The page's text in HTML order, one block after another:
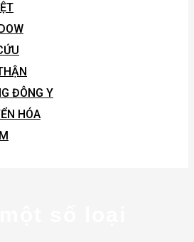
ĐÔNG Y
HÓA